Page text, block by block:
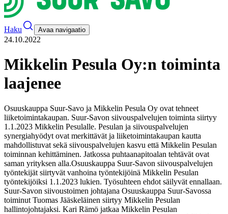
Haku Avaa navigaatio
24.10.2022
Mikkelin Pesula Oy:n toiminta
laajenee
Osuuskauppa Suur-Savo ja Mikkelin Pesula Oy ovat tehneet
liiketoimintakaupan. Suur-Savon siivouspalvelujen toiminta siirtyy
1.1.2023 Mikkelin Pesulalle. Pesulan ja siivouspalvelujen
synergiahyödyt ovat merkittävät ja liiketoimintakaupan kautta
mahdollistuvat sekä siivouspalvelujen kasvu että Mikkelin Pesulan
toiminnan kehittäminen. Jatkossa puhtaanapitoalan tehtävät ovat
saman yrityksen alla.Osuuskauppa Suur-Savon siivouspalvelujen
työntekijät siirtyvät vanhoina työntekijöinä Mikkelin Pesulan
työntekijöiksi 1.1.2023 lukien. Työsuhteen ehdot säilyvät ennallaan.
Suur-Savon siivoustoimen johtajana Osuuskauppa Suur-Savossa
toiminut Tuomas Jääskeläinen siirtyy Mikkelin Pesulan
hallintojohtajaksi. Kari Rämö jatkaa Mikkelin Pesulan